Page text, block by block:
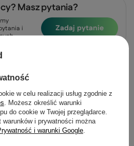
Masz pytania?
i
Zadaj pytanie
samej serii
PROMOCJA
Lampka Bird do
zintegrowany
298,99 zł
w celu realizacji usług zgodnie z
. Możesz określić warunki
do cookie w Twojej przeglądarce.
i prywatności można
i warunki Google.